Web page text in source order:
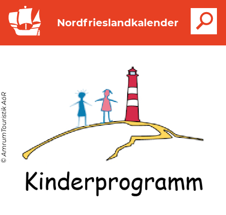
Nordfrieslandkalender
© AmrumTouristik AöR